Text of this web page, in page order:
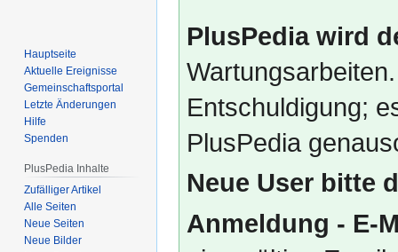
PlusPedia wird
Entschuldigung;
PlusPedia
Neue User bitte
Anmeldung - E-
Hauptseite
Aktuelle Ereignisse
Gemeinschafts­portal
Letzte Änderungen
Hilfe
Spenden
PlusPedia Inhalte
Zufälliger Artikel
Alle Seiten
Neue Seiten
Neue Bilder